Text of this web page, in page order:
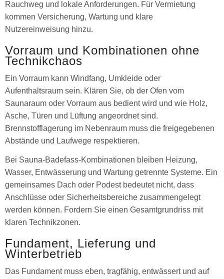
Rauchweg und lokale Anforderungen. Für Vermietung
kommen Versicherung, Wartung und klare
Nutzereinweisung hinzu.
Vorraum und Kombinationen ohne
Technikchaos
Ein Vorraum kann Windfang, Umkleide oder
Aufenthaltsraum sein. Klären Sie, ob der Ofen vom
Saunaraum oder Vorraum aus bedient wird und wie Holz,
Asche, Türen und Lüftung angeordnet sind.
Brennstofflagerung im Nebenraum muss die freigegebenen
Abstände und Laufwege respektieren.
Bei Sauna-Badefass-Kombinationen bleiben Heizung,
Wasser, Entwässerung und Wartung getrennte Systeme. Ein
gemeinsames Dach oder Podest bedeutet nicht, dass
Anschlüsse oder Sicherheitsbereiche zusammengelegt
werden können. Fordern Sie einen Gesamtgrundriss mit
klaren Technikzonen.
Fundament, Lieferung und
Winterbetrieb
Das Fundament muss eben, tragfähig, entwässert und auf